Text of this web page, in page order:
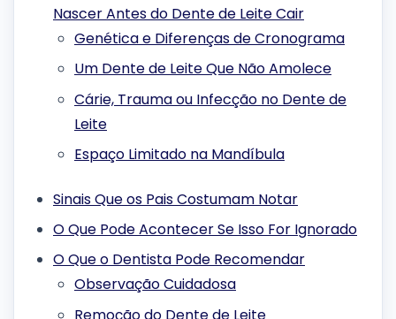
Nascer Antes do Dente de Leite Cair
Genética e Diferenças de Cronograma
Um Dente de Leite Que Não Amolece
Cárie, Trauma ou Infecção no Dente de
Leite
Espaço Limitado na Mandíbula
Sinais Que os Pais Costumam Notar
O Que Pode Acontecer Se Isso For Ignorado
O Que o Dentista Pode Recomendar
Observação Cuidadosa
Remoção do Dente de Leite